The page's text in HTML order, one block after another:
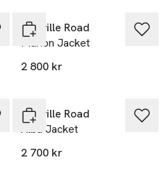
Marville Road
Marion Jacket
2 800 kr
Marville Road
Alba Jacket
2 700 kr